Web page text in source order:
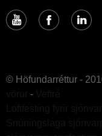
© Höfundarréttur -
-